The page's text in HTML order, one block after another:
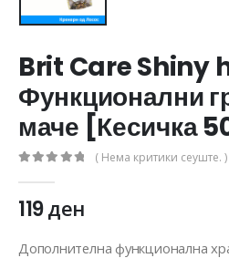
Brit Care Shiny
Функционални
маче [Кесичка
( Нема критики сеуште. )
119ден
Дополнителна функционална